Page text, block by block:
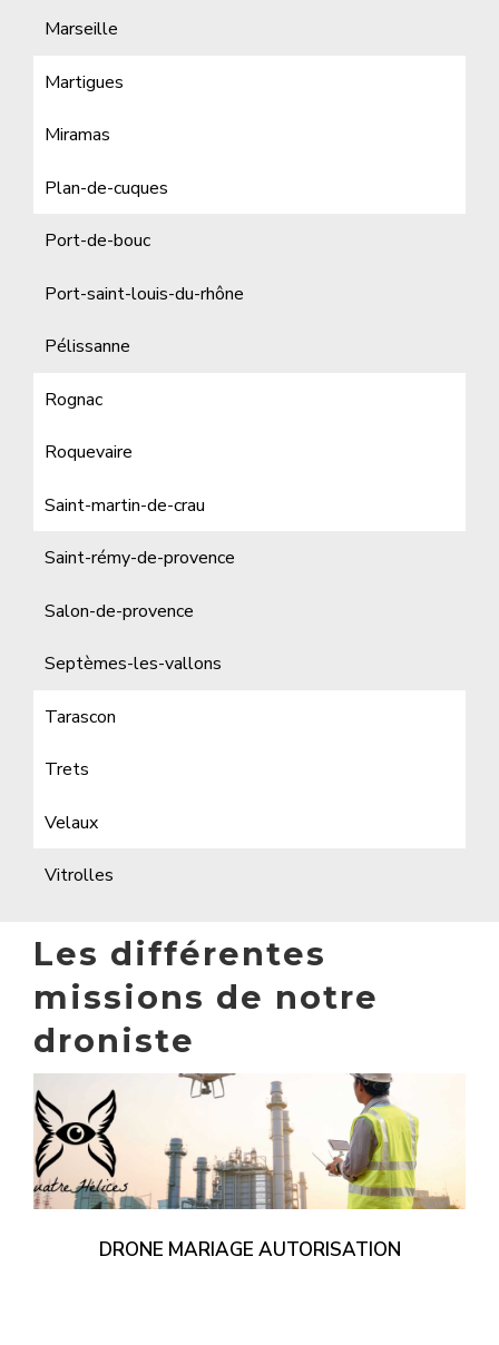
Marseille
Martigues
Miramas
Plan-de-cuques
Port-de-bouc
Port-saint-louis-du-rhône
Pélissanne
Rognac
Roquevaire
Saint-martin-de-crau
Saint-rémy-de-provence
Salon-de-provence
Septèmes-les-vallons
Tarascon
Trets
Velaux
Vitrolles
Les différentes
missions de notre
droniste
DRONE MARIAGE AUTORISATION